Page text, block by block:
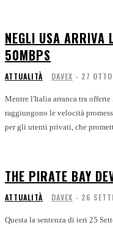
NEGLI USA ARRIVA
50MBPS
ATTUALITÀ DAVEX - 27
Mentre l'Italia arranca tra offerte
raggiungono le velocità
per gli utenti privati, che
THE PIRATE BAY
ATTUALITÀ DAVEX - 26
Questa la sentenza di ieri 25